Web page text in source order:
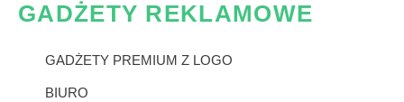
GADŻETY REKLAMOWE
GADŻETY PREMIUM Z LOGO
BIURO